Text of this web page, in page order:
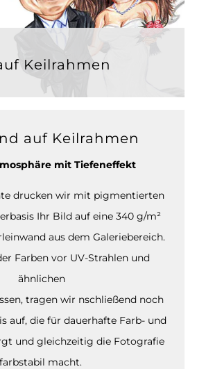
Keilrahmen
auf Keilrahmen
mit Tiefeneffekt
drucken wir mit pigmentierten
Ihr Bild auf eine 340 g/m²
aus dem Galeriebereich.
Farben vor UV-Strahlen und
ähnlichen
tragen wir nschließend noch
auf, die für dauerhafte Farb- und
und gleichzeitig die Fotografie
farbstabil macht.